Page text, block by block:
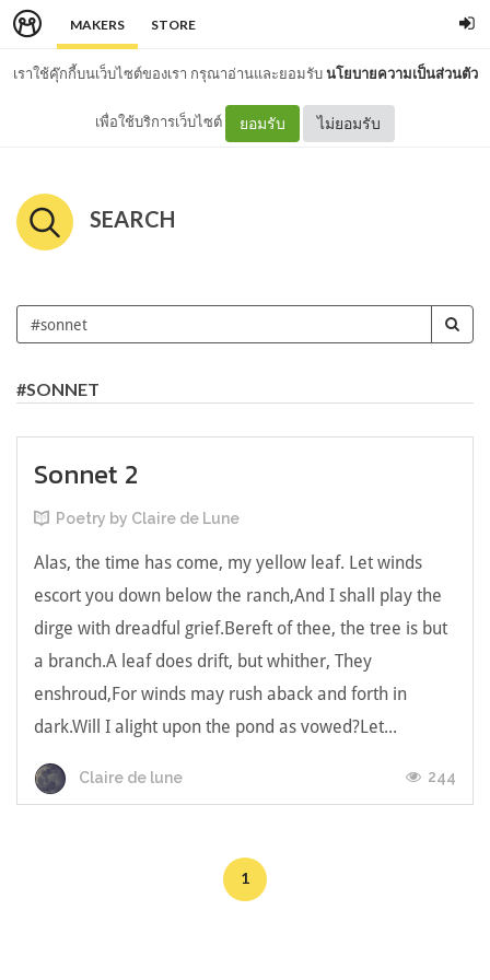
MAKERS STORE
เราใช้คุ๊กกี้บนเว็บไซต์ของเรา กรุณาอ่านและยอมรับนโยบายความเป็นส่วนตัว
เพื่อใช้บริการเว็บไซต์ ยอมรับ ไม่ยอมรับ
SEARCH
#SONNET
Sonnet 2
Poetry by Claire de Lune
Alas, the time has come, my yellow leaf. Let winds
escort you down below the ranch,And I shall play the
dirge with dreadful grief.Bereft of thee, the tree is but
a branch.A leaf does drift, but whither, They
enshroud,For winds may rush aback and forth in
dark.Will I alight upon the pond as vowed?Let...
Claire de lune 244
1